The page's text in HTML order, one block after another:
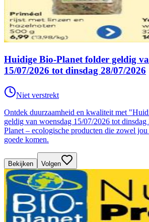
Huidige Bio-Planet folder geldig
15/07/2026 tot dinsdag 28/07/2026
Niet verstrekt
Ontdek duurzaamheid en kwaliteit met
geldig van woensdag 15/07/2026 tot
Planet – ecologische producten die zowel jou
goede komen.
Bekijken Volgen